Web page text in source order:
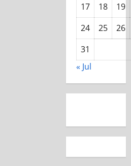
17
18
19
24
25
26
31
« Jul